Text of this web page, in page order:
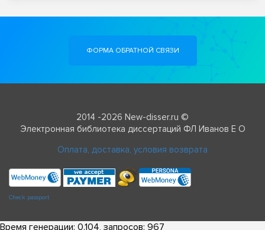
ФОРМА ОБРАТНОЙ СВЯЗИ
2014 -2026 New-disser.ru ©
Электронная библиотека диссертаций ФЛ Иванов Е О
Оплата, доставка, условия возврата
Check passport
Время генерации: 0.104, запросов: 967